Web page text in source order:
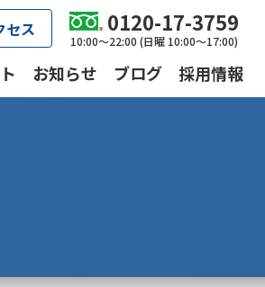
セス 0120-17-3759
10:00～22:00 (日曜 10:00～17:00)
お知らせ ブログ 採用情報